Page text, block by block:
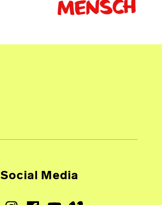
Social Media
InstagramFacebookYoutubeVimeo